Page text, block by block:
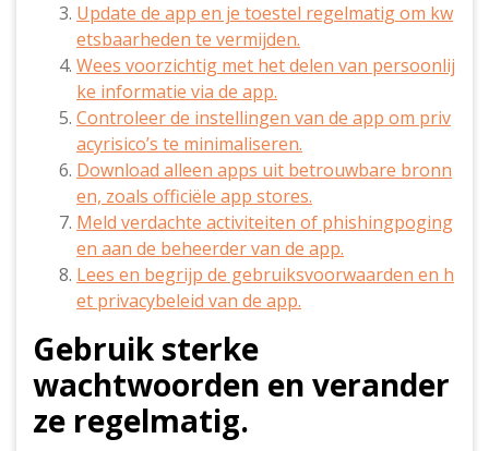
Update de app en je toestel regelmatig om kw
etsbaarheden te vermijden.
Wees voorzichtig met het delen van persoonlij
ke informatie via de app.
Controleer de instellingen van de app om priv
acyrisico’s te minimaliseren.
Download alleen apps uit betrouwbare bronn
en, zoals officiële app stores.
Meld verdachte activiteiten of phishingpoging
en aan de beheerder van de app.
Lees en begrijp de gebruiksvoorwaarden en h
et privacybeleid van de app.
Gebruik sterke
wachtwoorden en verander
ze regelmatig.